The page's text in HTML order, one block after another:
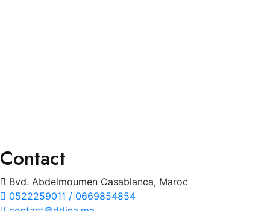
Contact
Bvd. Abdelmoumen Casablanca, Maroc
0522259011 / 0669854854